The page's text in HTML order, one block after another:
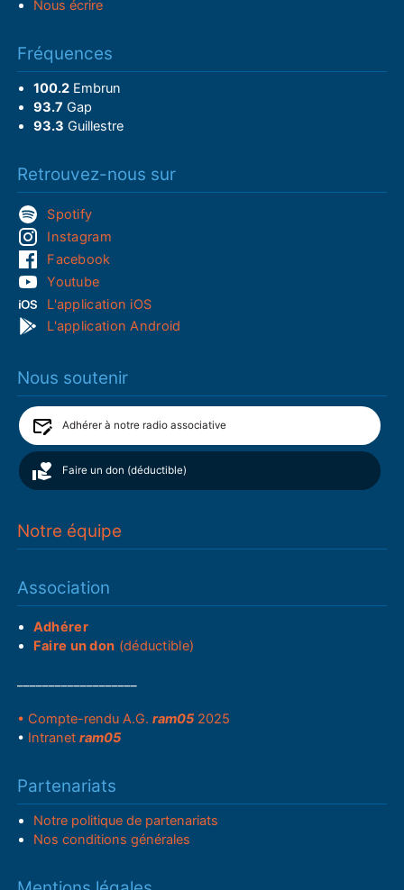
Nous écrire
Fréquences
100.2Embrun
93.7 Gap
93.3 Guillestre
Retrouvez-nous sur
Spotify
Instagram
Facebook
Youtube
L'application iOS
L'application Android
Nous soutenir
Adhérer à notre radio associative
Faire un don (déductible)
Notre équipe
Association
Adhérer
Faire un don (déductible)
• Compte-rendu A.G.ram05 2025
• Intranetram05
Partenariats
Notre politique de partenariats
Nos conditions générales